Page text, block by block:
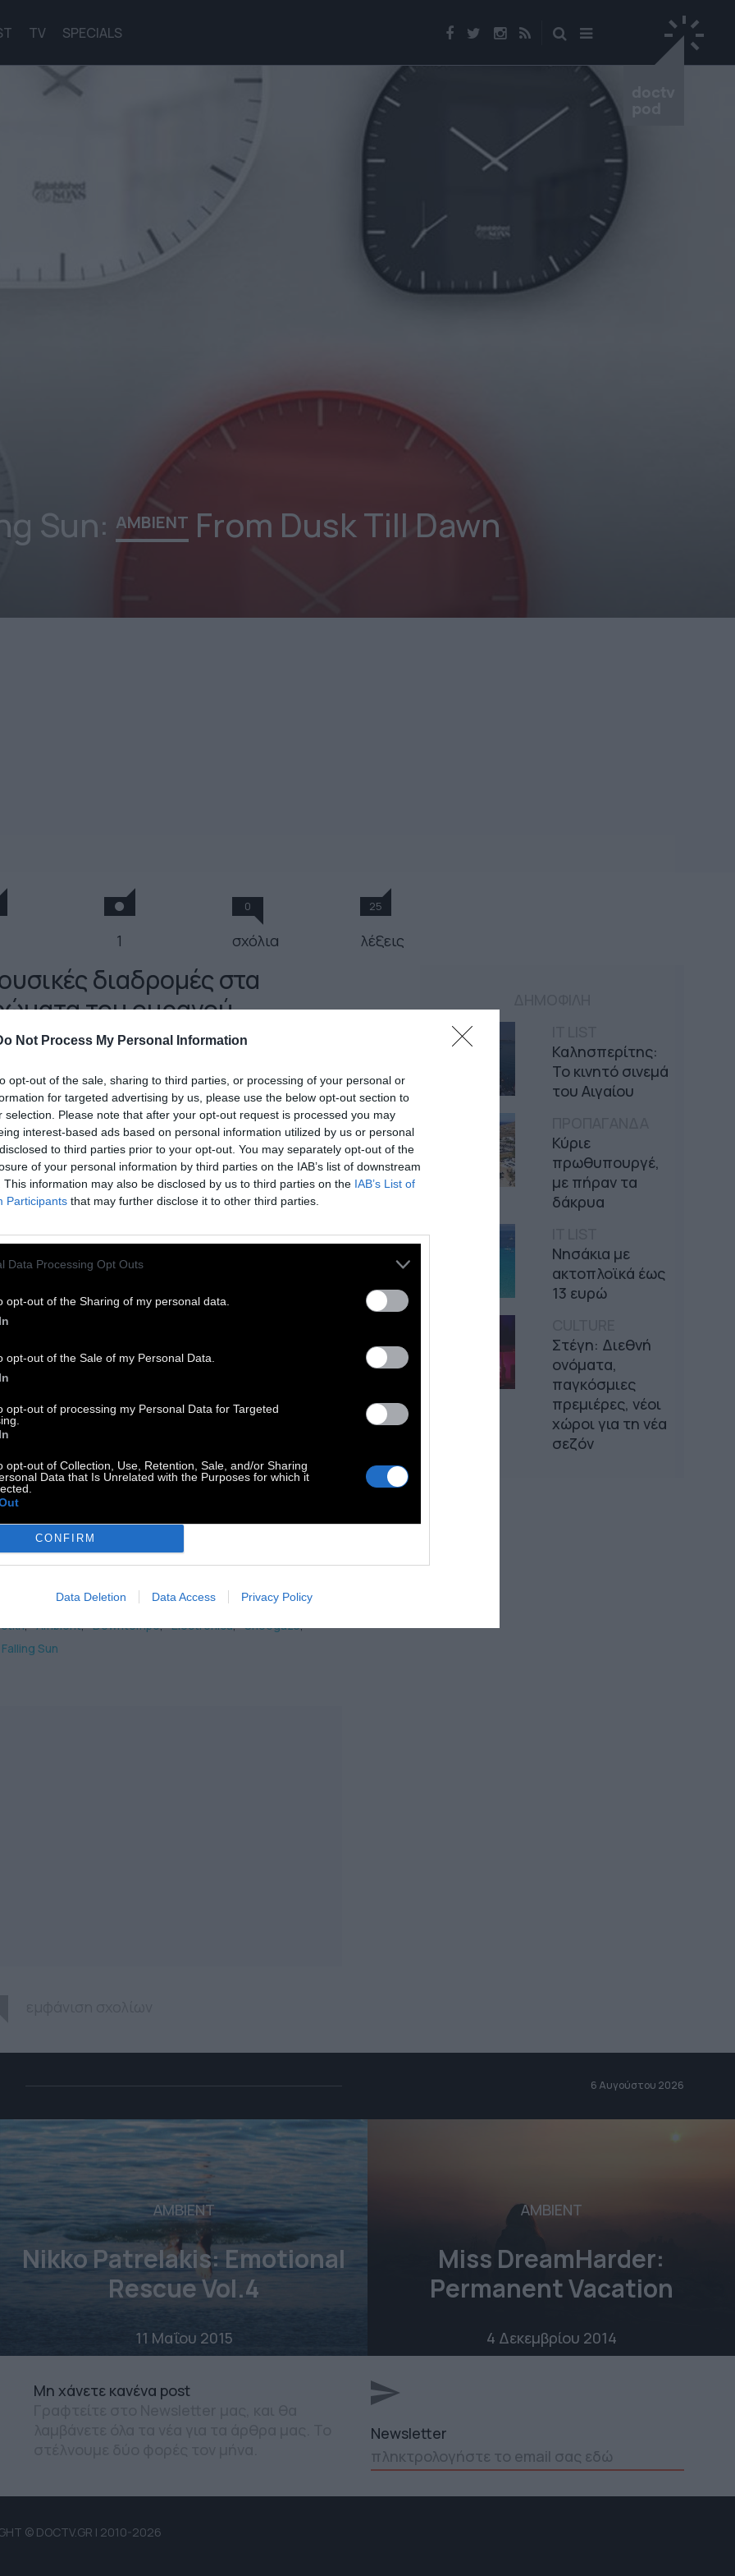
Not Process My Personal Information
opt-out of the sale, sharing to third parties, or processing of your personal or
for targeted advertising by us, please use the below opt-out section to
selection. Please note that after your opt-out request is processed you may
interest-based ads based on personal information utilized by us or personal
to third parties prior to your opt-out. You may separately opt-out of the
of your personal information by third parties on the IAB’s list of downstream
This information may also be disclosed by us to third parties on the IAB’s List of
Participants that may further disclose it to other third parties.
Data Processing Opt Outs
opt-out of the Sharing of my personal data.
opt-out of the Sale of my Personal Data.
opt-out of processing my Personal Data for Targeted
opt-out of Collection, Use, Retention, Sale, and/or Sharing
Data that Is Unrelated with the Purposes for which it
CONFIRM
Data Deletion Data Access Privacy Policy
TV SPECIALS
Sun: AMBIENT From Dusk Till Dawn
1
0
σχόλια
25
λέξεις
Καλησπερίτης:
Το κινητό σινεμά
του Αιγαίου
Κύριε
πρωθυπουργέ,
με πήραν τα
δάκρυα
Νησάκια με
ακτοπλοϊκά έως
13 ευρώ
Στέγη: Διεθνή
ονόματα,
παγκόσμιες
πρεμιέρες, νέοι
χώροι για τη νέα
σεζόν
διαδρομές στα
του ουρανού
Καραμπίνος aka The Falling Sun, είναι
των Acropod. Ζει και εργάζεται στο Ηράκλειο
Ambient Downtempo Electronica
Shoegaze
Sun
6 Αυγούστου 2026
AMBIENT
Nikko Patrelakis: Emotional
Rescue Vol.4
11 Μαΐου 2015
AMBIENT
Miss DreamHarder:
Permanent Vacation
4 Δεκεμβρίου 2014
Mη χάνετε κανένα post
Newsletter
© DOCTV.GR | 2010-2026